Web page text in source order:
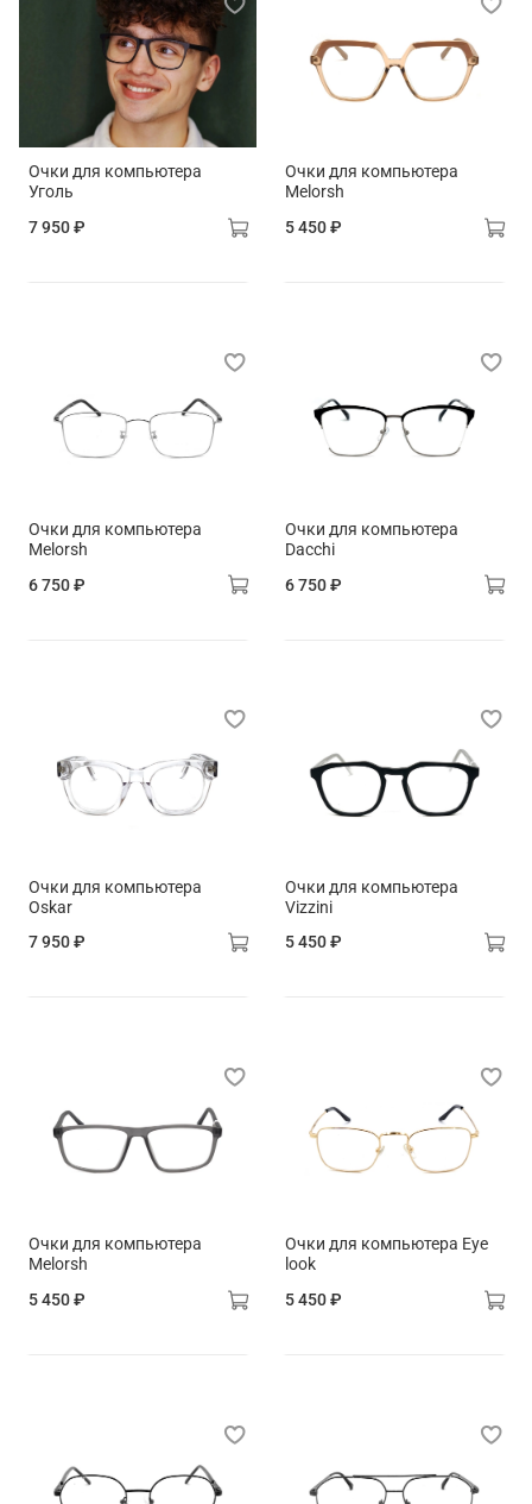
Очки для компьютера
Уголь
7 950 ₽
Очки для компьютера
Melorsh
5 450 ₽
Очки для компьютера
Melorsh
6 750 ₽
Очки для компьютера
Dacchi
6 750 ₽
Очки для компьютера
Oskar
7 950 ₽
Очки для компьютера
Vizzini
5 450 ₽
Очки для компьютера
Melorsh
5 450 ₽
Очки для компьютера Eye
look
5 450 ₽